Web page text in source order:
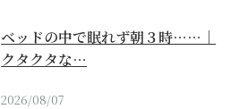
ベッドの中で眠れず朝３時……｜
クタクタな…
2026/08/07